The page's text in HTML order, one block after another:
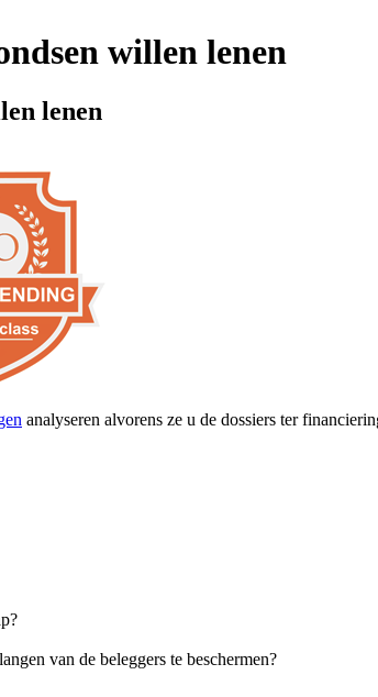
willen lenen
lenen
analyseren alvorens ze u de dossiers ter
van de beleggers te beschermen?